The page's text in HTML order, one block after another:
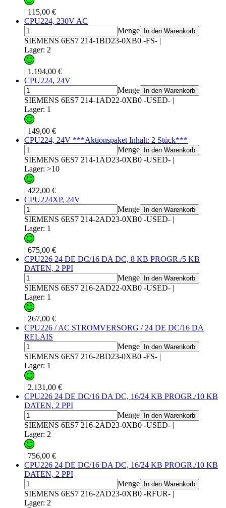
| 115,00 €
CPU224, 230V AC
Menge
In den Warenkorb
SIEMENS 6ES7 214-1BD23-0XB0 -FS- |
Lager: 2
| 1.194,00 €
CPU224, 24V
Menge
In den Warenkorb
SIEMENS 6ES7 214-1AD22-0XB0 -USED- |
Lager: 1
| 149,00 €
CPU224, 24V ***Aktionspaket Inhalt: 2 Stück***
Menge
In den Warenkorb
SIEMENS 6ES7 214-1AD23-0XB0 -USED- |
Lager: >10
| 422,00 €
CPU224XP, 24V
Menge
In den Warenkorb
SIEMENS 6ES7 214-2AD23-0XB0 -USED- |
Lager: 1
| 675,00 €
CPU226 24 DE DC/16 DA DC, 8 KB PROGR./5 KB
DATEN, 2 PPI
Menge
In den Warenkorb
SIEMENS 6ES7 216-2AD22-0XB0 -USED- |
Lager: 1
| 267,00 €
CPU226 / AC STROMVERSORG / 24 DE DC/16 DA
RELAIS
Menge
In den Warenkorb
SIEMENS 6ES7 216-2BD23-0XB0 -FS- |
Lager: 1
| 2.131,00 €
CPU226 24 DE DC/16 DA DC, 16/24 KB PROGR./10 KB
DATEN, 2 PPI
Menge
In den Warenkorb
SIEMENS 6ES7 216-2AD23-0XB0 -USED- |
Lager: 2
| 756,00 €
CPU226 24 DE DC/16 DA DC, 16/24 KB PROGR./10 KB
DATEN, 2 PPI
Menge
In den Warenkorb
SIEMENS 6ES7 216-2AD23-0XB0 -RFUR- |
Lager: 2